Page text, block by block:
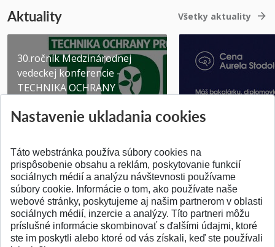
Aktuality Všetky aktuality
30.ročník Medzinárodnej
vedeckej konferencie -
TECHNIKA OCHRANY
Pridané 03.08.2026 Pridané 07.07.2026
SPÄŤ NA VRCH
Nastavenie ukladania cookies
Táto webstránka používa súbory cookies na
prispôsobenie obsahu a reklám, poskytovanie funkcií
sociálnych médií a analýzu návštevnosti používame
súbory cookie. Informácie o tom, ako používate naše
webové stránky, poskytujeme aj našim partnerom v oblasti
sociálnych médií, inzercie a analýzy. Títo partneri môžu
príslušné informácie skombinovať s ďalšími údajmi, ktoré
ste im poskytli alebo ktoré od vás získali, keď ste používali